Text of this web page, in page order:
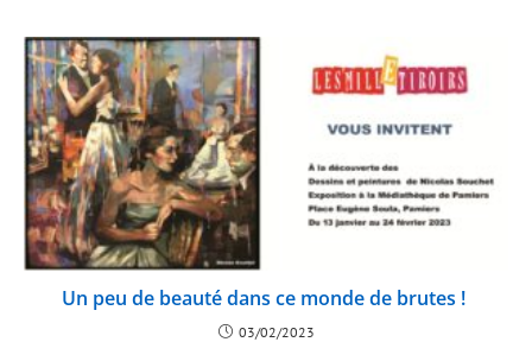
Un peu de beauté dans ce monde de brutes !
03/02/2023